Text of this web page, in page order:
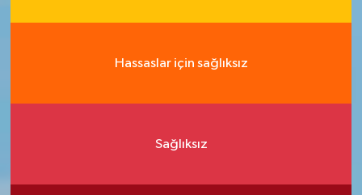
Hassaslar için sağlıksız
Sağlıksız